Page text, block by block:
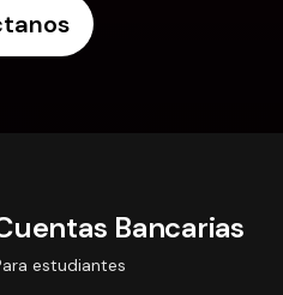
Bancarias
estudiantes